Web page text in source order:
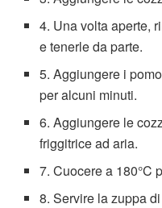
4. Una volta aperte,
e tenerle da parte.
5. Aggiungere i
per alcuni minuti.
6. Aggiungere le
friggitrice ad aria.
7. Cuocere a 180°C
8. Servire la zuppa